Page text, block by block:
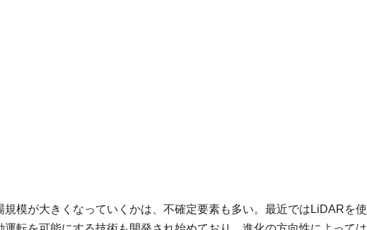
規模が大きくなっていくかは、不確定要素も多い。最近ではLiDARを使